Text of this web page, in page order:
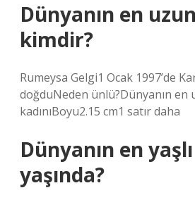
Dünyanın en uzun
kimdir?
Rumeysa Gelgi1 Ocak 1997’de
doğduNeden ünlü?Dünyanın en
kadınıBoyu2.15 cm1 satır daha
Dünyanın en
yaşında?